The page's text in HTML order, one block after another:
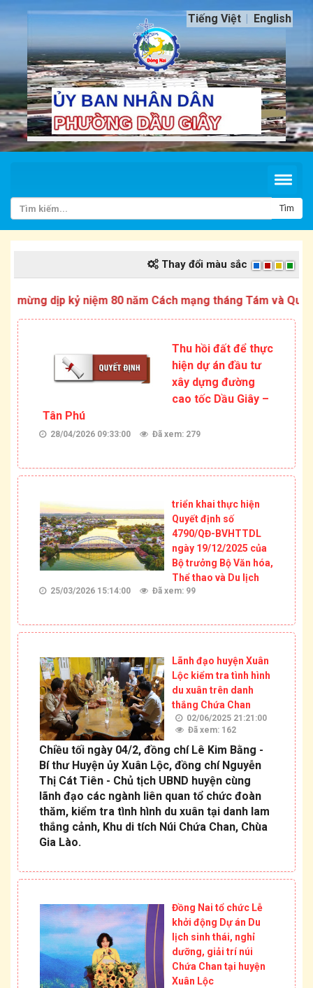
Tiếng Việt English
Tìm
Thay đổi màu sắc
mừng dịp kỷ niệm 80 năm Cách mạng tháng Tám và Quốc
Thu hồi đất để thực
hiện dự án đầu tư
xây dựng đường
cao tốc Dầu Giây –
Tân Phú
28/04/2026 09:33:00 Đã xem: 279
triển khai thực hiện
Quyết định số
4790/QĐ-BVHTTDL
ngày 19/12/2025 của
Bộ trưởng Bộ Văn hóa,
Thể thao và Du lịch
25/03/2026 15:14:00 Đã xem: 99
Lãnh đạo huyện Xuân
Lộc kiểm tra tình hình
du xuân trên danh
thắng Chứa Chan
02/06/2025 21:21:00
Đã xem: 162
Chiều tối ngày 04/2, đồng chí Lê Kim Bằng -
Bí thư Huyện ủy Xuân Lộc, đồng chí Nguyễn
Thị Cát Tiên - Chủ tịch UBND huyện cùng
lãnh đạo các ngành liên quan tổ chức đoàn
thăm, kiểm tra tình hình du xuân tại danh lam
thắng cảnh, Khu di tích Núi Chứa Chan, Chùa
Gia Lào.
Đồng Nai tổ chức Lễ
khởi động Dự án Du
lịch sinh thái, nghỉ
dưỡng, giải trí núi
Chứa Chan tại huyện
Xuân Lộc